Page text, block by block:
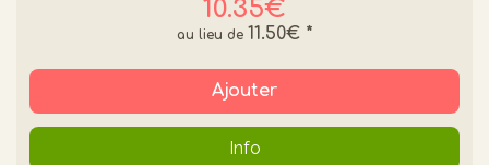
10.35€
11.50€ *
Ajouter
Info